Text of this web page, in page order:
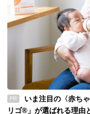
PR
いま注目の〈赤ち
リゴ®」が選ばれる理由